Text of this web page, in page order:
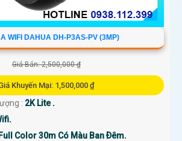
WIFI DAHUA DH-P3AS-PV (3MP)
Giá Bán: 2,500,000 ₫
Khuyến Mại: 1,500,000 ₫
: 2K Lite .
Color 30m Có Màu Ban Ðêm.